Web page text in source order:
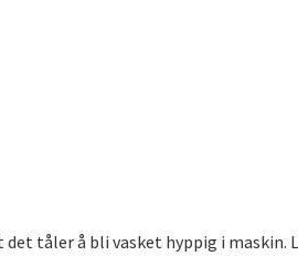
tåler å bli vasket hyppig i